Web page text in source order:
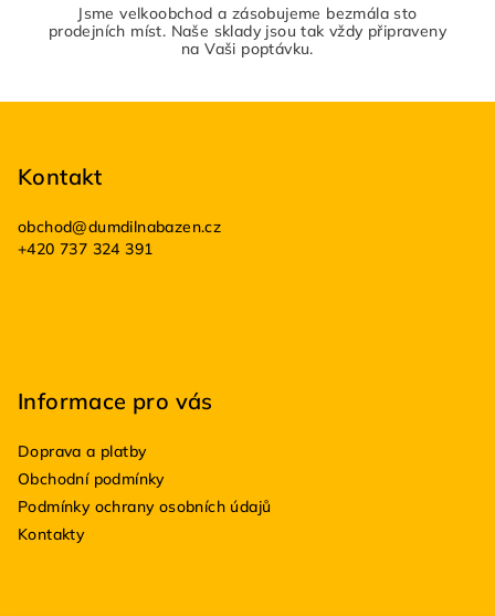
Jsme velkoobchod a zásobujeme bezmála sto
prodejních míst. Naše sklady jsou tak vždy připraveny
na Vaši poptávku.
Kontakt
obchod@dumdilnabazen.cz
+420 737 324 391
Informace pro vás
Doprava a platby
Obchodní podmínky
Podmínky ochrany osobních údajů
Kontakty